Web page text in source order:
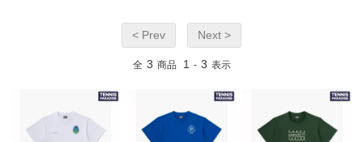
< Prev Next >
全 3 商品 1 - 3 表示